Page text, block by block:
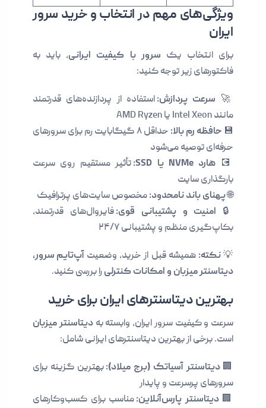
ویژگی‌های مهم در انتخاب و خرید سرور
ایران
برای انتخاب یک سرور با کیفیت ایرانی، باید به
فاکتورهای زیر توجه کنید:
🚀 سرعت پردازش:استفاده از پردازنده‌های قدرتمند
مانند Intel Xeon یا AMD Ryzen
💾 حافظه رم بالا:
حداقل ۸ گیگابایت رم برای سرورهای
حرفه‌ای توصیه می‌شود
💽 هارد NVMe یا SSD:
تأثیر مستقیم روی سرعت
بارگذاری سایت
🌐پهنای باند نامحدود:مخصوص سایت‌های پرترافیک
🔒 امنیت و پشتیبانی قوی:فایروال‌های قدرتمند،
بکاپ‌گیری منظم و پشتیبانی ۲۴/۷
💡نکته: همیشه قبل از خرید، وضعیت آپ‌تایم سرور،
دیتاسنتر میزبان و امکانات کنترلیرا بررسی کنید.
بهترین دیتاسنترهای ایران برای خرید
سرعت و کیفیت سرور ایران، وابسته بهدیتاسنتر میزبان
است. برخی از بهترین دیتاسنترهای ایرانی شامل:
🏢دیتاسنتر آسیاتک (برج میلاد):بهترین گزینه برای
سرورهای پرسرعت و پایدار
🏢دیتاسنتر پارس‌آنلاین:مناسب برای کسب‌وکارهای